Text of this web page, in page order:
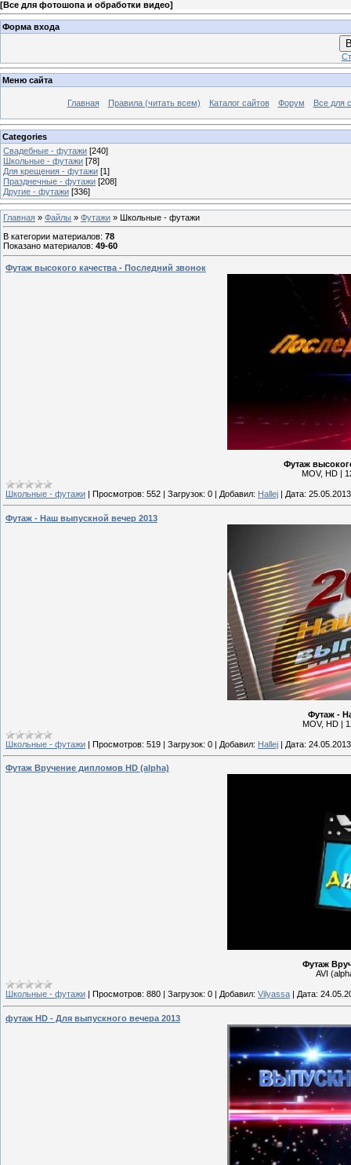
[Все для фотошопа и обработки видео]
Форма входа
Меню сайта
Главная Правила (читать всем) Каталог сайтов Форум Все для
Categories
Свадебные - футажи [240]
Школьные - футажи [78]
Для крещения - футажи [1]
Празднечные - футажи [208]
Другие - футажи [336]
Главная » Файлы » Футажи » Школьные - футажи
В категории материалов: 78
Показано материалов: 49-60
Футаж высокого качества - Последний звонок
Футаж
MOV, HD |
Школьные - футажи | Просмотров: 552 | Загрузок: 0 | Добавил: Hallej | Дата: 25.05.2013
Футаж - Наш выпускной вечер 2013
Футаж -
MOV, HD |
Школьные - футажи | Просмотров: 519 | Загрузок: 0 | Добавил: Hallej | Дата: 24.05.2013
Футаж Вручение дипломов HD (alpha)
Футаж
AVI
Школьные - футажи Просмотров: 880 Загрузок: 0 Добавил: Vilyassa Дата:
футаж HD - Для выпускного вечера 2013